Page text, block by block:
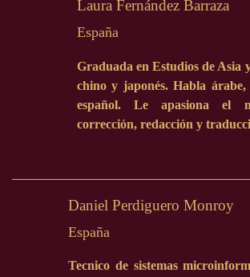
Laura Fernández Barraza
España
Graduada en Estudios de Asia
chino y japonés. Habla árabe,
español. Le apasiona el
corrección, redacción y
Daniel Perdiguero Monroy
España
Tecnico de sistemas